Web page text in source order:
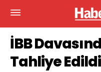
İBB
Tahliye Edildi